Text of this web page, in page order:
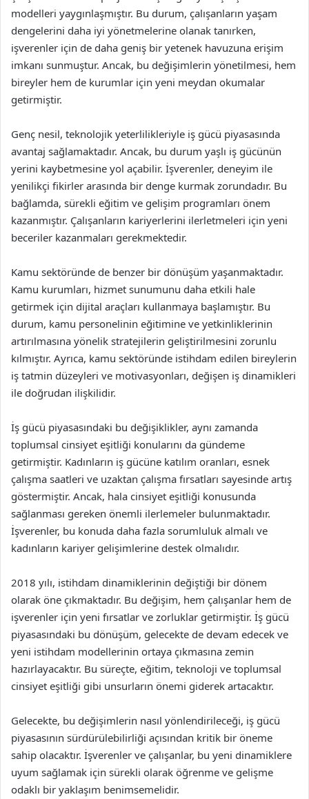
modelleri yaygınlaşmıştır. Bu durum, çalışanların yaşam
dengelerini daha iyi yönetmelerine olanak tanırken,
işverenler için de daha geniş bir yetenek havuzuna erişim
imkanı sunmuştur. Ancak, bu değişimlerin yönetilmesi, hem
bireyler hem de kurumlar için yeni meydan okumalar
getirmiştir.
Genç nesil, teknolojik yeterlilikleriyle iş gücü piyasasında
avantaj sağlamaktadır. Ancak, bu durum yaşlı iş gücünün
yerini kaybetmesine yol açabilir. İşverenler, deneyim ile
yenilikçi fikirler arasında bir denge kurmak zorundadır. Bu
bağlamda, sürekli eğitim ve gelişim programları önem
kazanmıştır. Çalışanların kariyerlerini ilerletmeleri için yeni
beceriler kazanmaları gerekmektedir.
Kamu sektöründe de benzer bir dönüşüm yaşanmaktadır.
Kamu kurumları, hizmet sunumunu daha etkili hale
getirmek için dijital araçları kullanmaya başlamıştır. Bu
durum, kamu personelinin eğitimine ve yetkinliklerinin
artırılmasına yönelik stratejilerin geliştirilmesini zorunlu
kılmıştır. Ayrıca, kamu sektöründe istihdam edilen bireylerin
iş tatmin düzeyleri ve motivasyonları, değişen iş dinamikleri
ile doğrudan ilişkilidir.
İş gücü piyasasındaki bu değişiklikler, aynı zamanda
toplumsal cinsiyet eşitliği konularını da gündeme
getirmiştir. Kadınların iş gücüne katılım oranları, esnek
çalışma saatleri ve uzaktan çalışma fırsatları sayesinde artış
göstermiştir. Ancak, hala cinsiyet eşitliği konusunda
sağlanması gereken önemli ilerlemeler bulunmaktadır.
İşverenler, bu konuda daha fazla sorumluluk almalı ve
kadınların kariyer gelişimlerine destek olmalıdır.
2018 yılı, istihdam dinamiklerinin değiştiği bir dönem
olarak öne çıkmaktadır. Bu değişim, hem çalışanlar hem de
işverenler için yeni fırsatlar ve zorluklar getirmiştir. İş gücü
piyasasındaki bu dönüşüm, gelecekte de devam edecek ve
yeni istihdam modellerinin ortaya çıkmasına zemin
hazırlayacaktır. Bu süreçte, eğitim, teknoloji ve toplumsal
cinsiyet eşitliği gibi unsurların önemi giderek artacaktır.
Gelecekte, bu değişimlerin nasıl yönlendirileceği, iş gücü
piyasasının sürdürülebilirliği açısından kritik bir öneme
sahip olacaktır. İşverenler ve çalışanlar, bu yeni dinamiklere
uyum sağlamak için sürekli olarak öğrenme ve gelişme
odaklı bir yaklaşım benimsemelidir.